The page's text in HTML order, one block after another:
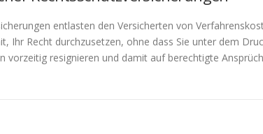
entlasten den Versicherten von
Ihr Recht durchzusetzen, ohne dass Sie unter dem
vorzeitig resignieren und damit auf berechtigte